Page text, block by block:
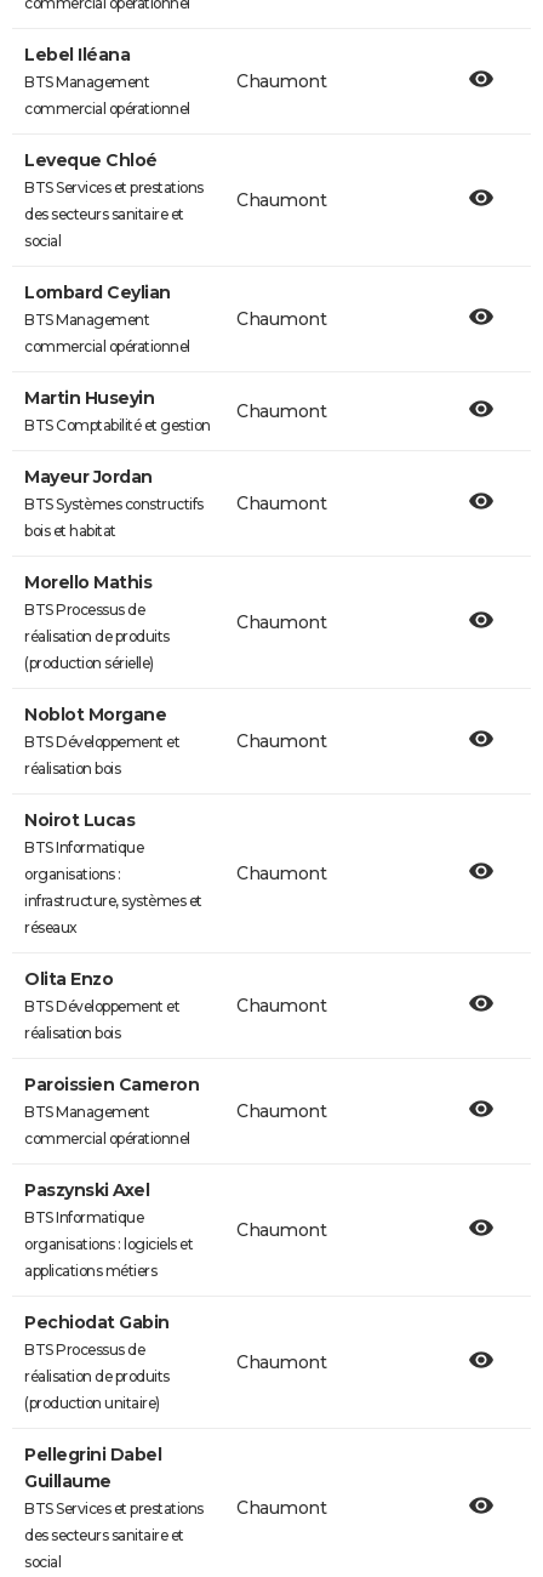
Lebel Iléana
BTS Management
commercial opérationnel
Chaumont
Leveque Chloé
BTS Services et prestations
des secteurs sanitaire et
social
Chaumont
Lombard Ceylian
BTS Management
commercial opérationnel
Chaumont
Martin Huseyin
BTS Comptabilité et gestion
Chaumont
Mayeur Jordan
BTS Systèmes constructifs
bois et habitat
Chaumont
Morello Mathis
BTS Processus de
réalisation de produits
(production sérielle)
Chaumont
Noblot Morgane
BTS Développement et
réalisation bois
Chaumont
Noirot Lucas
BTS Informatique
organisations :
infrastructure, systèmes et
réseaux
Chaumont
Olita Enzo
BTS Développement et
réalisation bois
Chaumont
Paroissien Cameron
BTS Management
commercial opérationnel
Chaumont
Paszynski Axel
BTS Informatique
organisations : logiciels et
applications métiers
Chaumont
Pechiodat Gabin
BTS Processus de
réalisation de produits
(production unitaire)
Chaumont
Pellegrini Dabel
Guillaume
BTS Services et prestations
des secteurs sanitaire et
social
Chaumont